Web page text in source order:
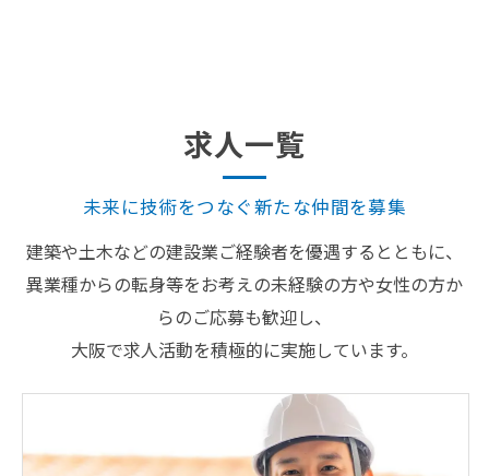
未来に技術をつなぐ新たな仲間を募集
求人一覧
建築や土木などの建設業ご経験者を優遇するとともに、
異業種からの転身等をお考えの未経験の方や女性の方か
らのご応募も歓迎し、
大阪で求人活動を積極的に実施しています。